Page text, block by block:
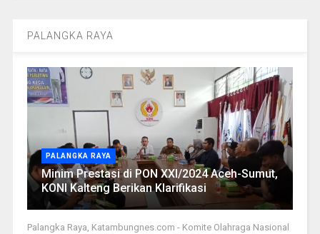
PALANGKA RAYA
PALANGKA RAYA
Minim Prestasi di PON XXI/2024 Aceh-Sumut,
KONI Kalteng Berikan Klarifikasi
Palangka Raya, Katambungnes.com - Komite Olahraga Nasional